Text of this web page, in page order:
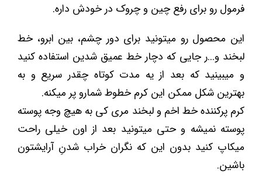
فرمول رو برای رفع چین و چروک در خودش داره.
این محصول رو میتونید برای دور چشم، بین ابرو، خط
لبخند و...ر جایی که دچار خط عمیق شدین استفاده کنید
و میبینید که بعد از یه مدت کوتاه چقدر سریع و به
بهترین شکل ممکن این کرم خطوط شمارو پر میکنه.
کرم پرکننده خط اخم و لبخند مری کی به هیچ وجه پوسته
پوسته نمیشه و حتی میتونید بعد از اون خیلی راحت
میکاپ کنید بدون این که نگران خراب شدنِ آرایشتون
باشین.